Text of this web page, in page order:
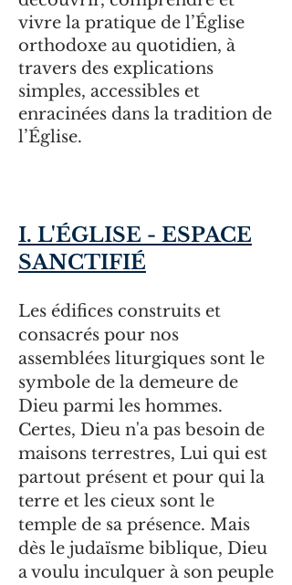
vivre la pratique de l’Église
orthodoxe au quotidien, à
travers des explications
simples, accessibles et
enracinées dans la tradition de
l’Église.
I. L'ÉGLISE - ESPACE
SANCTIFIÉ
Les édifices construits et
consacrés pour nos
assemblées liturgiques sont le
symbole de la demeure de
Dieu parmi les hommes.
Certes, Dieu n'a pas besoin de
maisons terrestres, Lui qui est
partout présent et pour qui la
terre et les cieux sont le
temple de sa présence. Mais
dès le judaïsme biblique, Dieu
a voulu inculquer à son peuple